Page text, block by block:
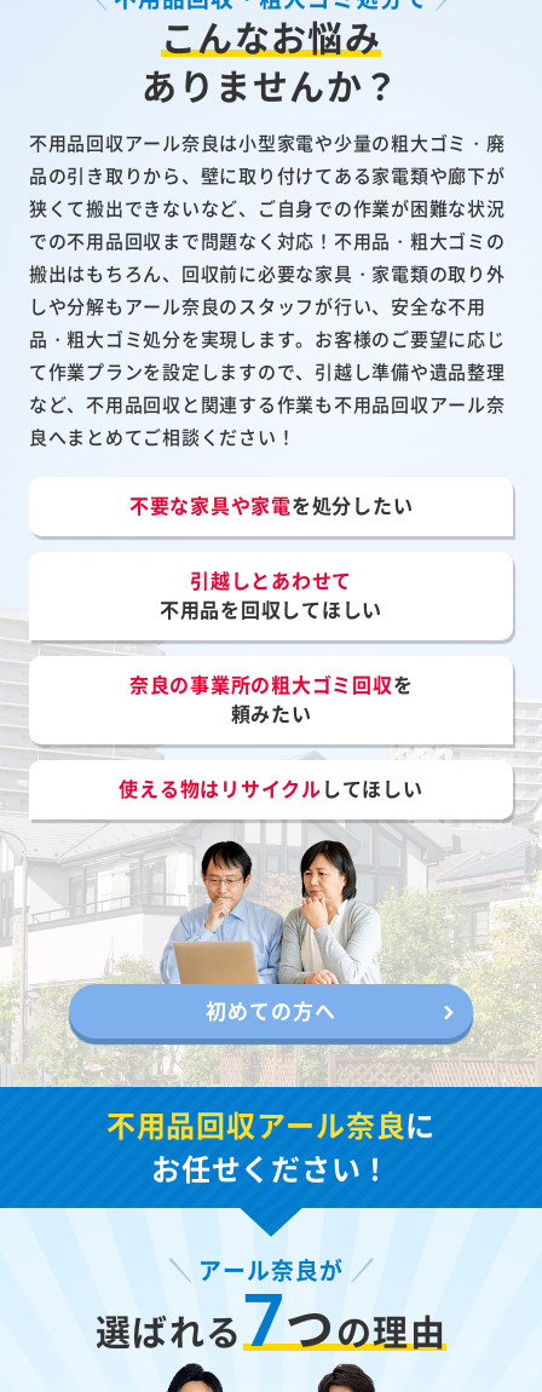
こんなお悩み
ありませんか？
不用品回収アール奈良は小型家電や少量の粗大ゴミ・廃
品の引き取りから、壁に取り付けてある家電類や廊下が
狭くて搬出できないなど、ご自身での作業が困難な状況
での不用品回収まで問題なく対応！不用品・粗大ゴミの
搬出はもちろん、回収前に必要な家具・家電類の取り外
しや分解もアール奈良のスタッフが行い、安全な不用
品・粗大ゴミ処分を実現します。お客様のご要望に応じ
て作業プランを設定しますので、引越し準備や遺品整理
など、不用品回収と関連する作業も不用品回収アール奈
良へまとめてご相談ください！
不要な家具や家電を処分したい
引越しとあわせて
不用品を回収してほしい
奈良の事業所の粗大ゴミ回収を
頼みたい
使える物はリサイクルしてほしい
初めての方へ
不用品回収アール奈良に
お任せください！
アール奈良が
選ばれる7つの理由